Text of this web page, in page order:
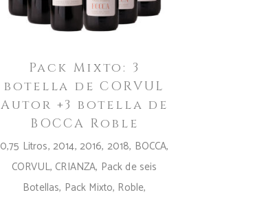
Pack Mixto: 3
botella de CORVUL
Autor +3 botella de
BOCCA Roble
0,75 Litros, 2014, 2016, 2018, BOCCA,
CORVUL, CRIANZA, Pack de seis
Botellas, Pack Mixto, Roble,